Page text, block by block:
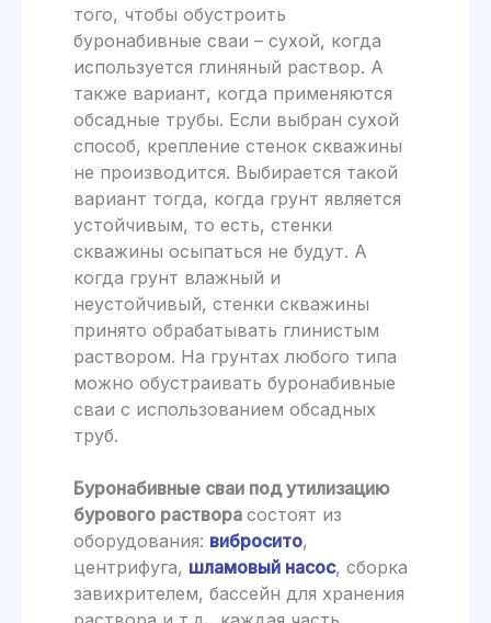
того, чтобы обустроить
буронабивные сваи – сухой, когда
используется глиняный раствор. А
также вариант, когда применяются
обсадные трубы. Если выбран сухой
способ, крепление стенок скважины
не производится. Выбирается такой
вариант тогда, когда грунт является
устойчивым, то есть, стенки
скважины осыпаться не будут. А
когда грунт влажный и
неустойчивый, стенки скважины
принято обрабатывать глинистым
раствором. На грунтах любого типа
можно обустраивать буронабивные
сваи с использованием обсадных
труб.
Буронабивные сваи под утилизацию
бурового раствора состоят из
оборудования: вибросито,
центрифуга, шламовый насос, сборка
завихрителем, бассейн для хранения